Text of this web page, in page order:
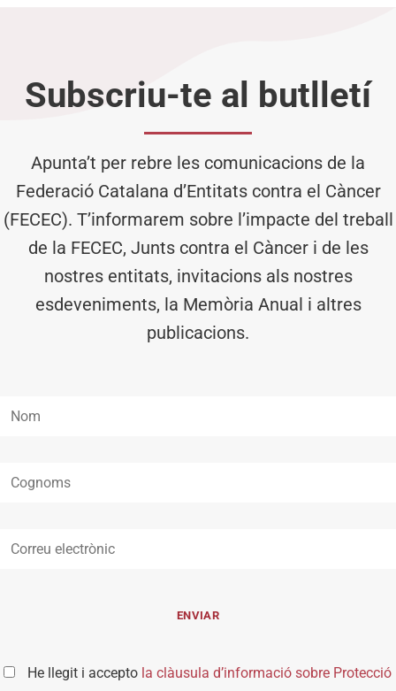
Subscriu-te al butlletí
Apunta’t per rebre les comunicacions de la
Federació Catalana d’Entitats contra el Càncer
(FECEC). T’informarem sobre l’impacte del treball
de la FECEC, Junts contra el Càncer i de les
nostres entitats, invitacions als nostres
esdeveniments, la Memòria Anual i altres
publicacions.
He llegit i accepto la clàusula d’informació sobre Protecció